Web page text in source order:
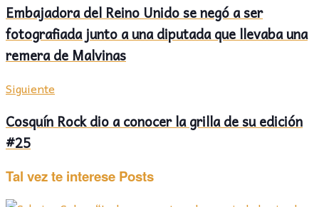
Embajadora del Reino Unido se negó a ser
fotografiada junto a una diputada que llevaba una
remera de Malvinas
Siguiente
Cosquín Rock dio a conocer la grilla de su edición
#25
Tal vez te interese Posts